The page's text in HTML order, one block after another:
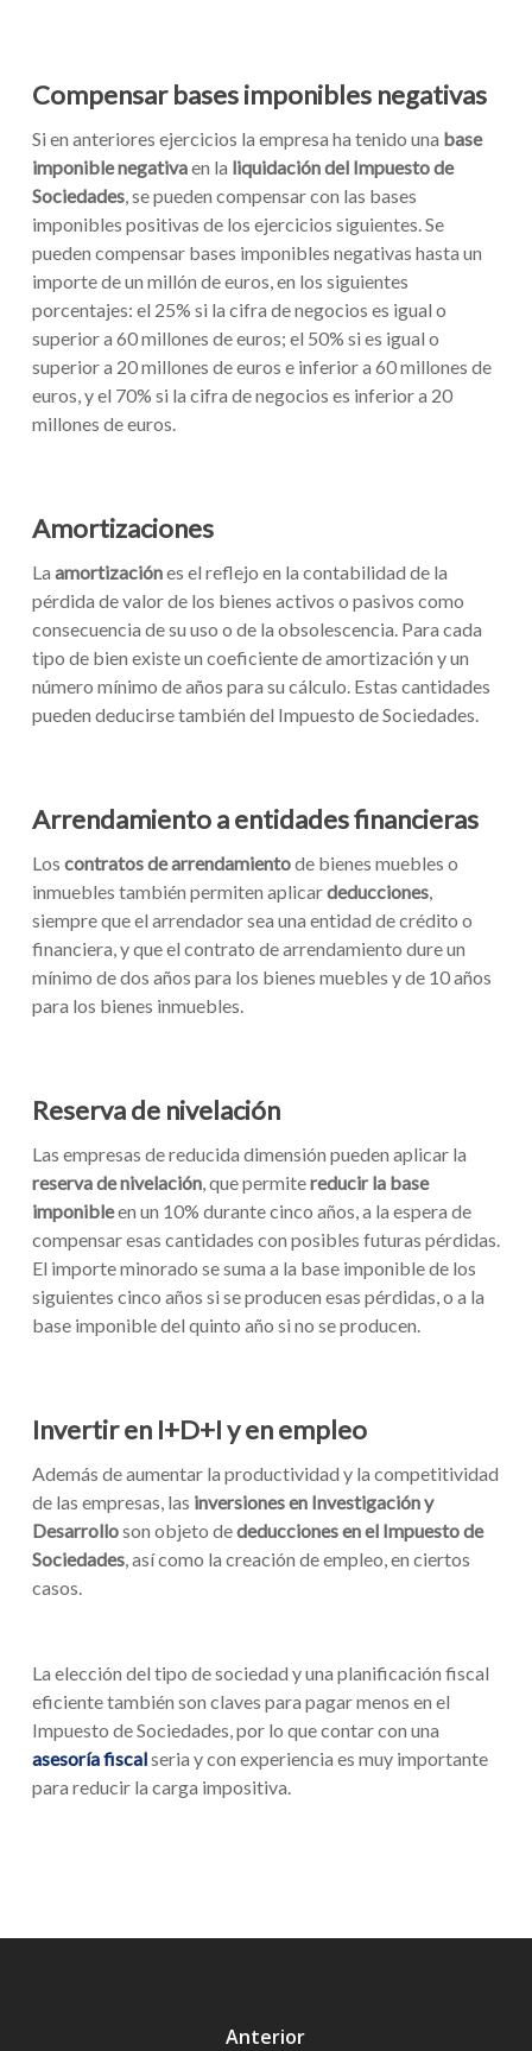
Compensar bases imponibles negativas
Si en anteriores ejercicios la empresa ha tenido una base
imponible negativaen la liquidación del Impuesto de
Sociedades, se pueden compensar con las bases
imponibles positivas de los ejercicios siguientes. Se
pueden compensar bases imponibles negativas hasta un
importe de un millón de euros, en los siguientes
porcentajes: el 25% si la cifra de negocios es igual o
superior a 60 millones de euros; el 50% si es igual o
superior a 20 millones de euros e inferior a 60 millones de
euros, y el 70% si la cifra de negocios es inferior a 20
millones de euros.
Amortizaciones
La amortizaciónes el reflejo en la contabilidad de la
pérdida de valor de los bienes activos o pasivos como
consecuencia de su uso o de la obsolescencia. Para cada
tipo de bien existe un coeficiente de amortización y un
número mínimo de años para su cálculo. Estas cantidades
pueden deducirse también del Impuesto de Sociedades.
Arrendamiento a entidades financieras
Los contratos de arrendamientode bienes muebles o
inmuebles también permiten aplicardeducciones,
siempre que el arrendador sea una entidad de crédito o
financiera, y que el contrato de arrendamiento dure un
mínimo de dos años para los bienes muebles y de 10 años
para los bienes inmuebles.
Reserva de nivelación
Las empresas de reducida dimensión pueden aplicar la
reserva de nivelación, que permitereducir la base
imponibleen un 10% durante cinco años, a la espera de
compensar esas cantidades con posibles futuras pérdidas.
El importe minorado se suma a la base imponible de los
siguientes cinco años si se producen esas pérdidas, o a la
base imponible del quinto año si no se producen.
Invertir en I+D+I y en empleo
Además de aumentar la productividad y la competitividad
de las empresas, las inversiones en Investigación y
Desarrolloson objeto dededucciones en el Impuesto de
Sociedades, así como la creación de empleo, en ciertos
casos.
La elección del tipo de sociedad y una planificación fiscal
eficiente también son claves para pagar menos en el
Impuesto de Sociedades, por lo que contar con una
asesoría fiscalseria y con experiencia es muy importante
para reducir la carga impositiva.
Anterior